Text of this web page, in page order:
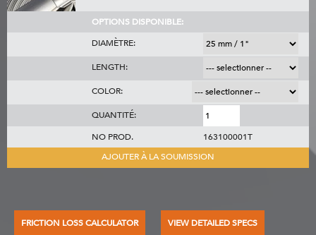
OPTIONS DISPONIBLE:
DIAMÈTRE:
LENGTH:
COLOR:
QUANTITÉ:
NO PROD.
163100001T
AJOUTER À LA SOUMISSION
FRICTION LOSS CALCULATOR VIEW DETAILED SPECS